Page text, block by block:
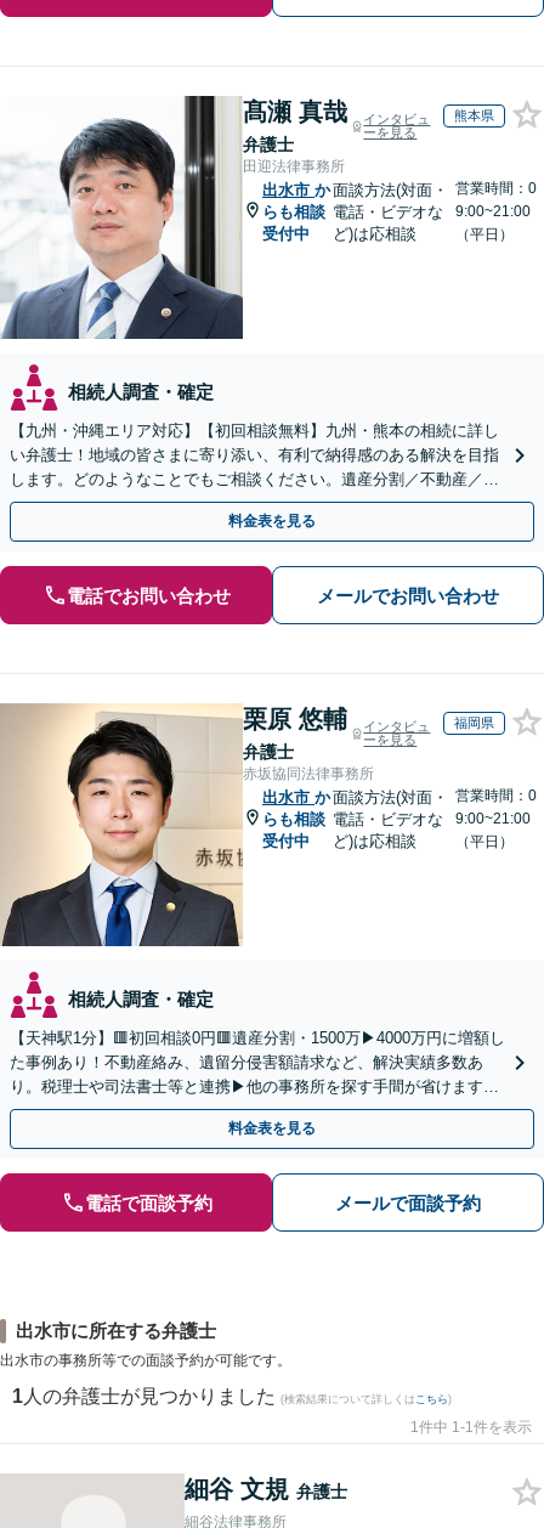
髙瀬 真哉
弁護士
インタビュ
ーを見る
熊本県
田迎法律事務所
出水市 か
らも相談
受付中
面談方法(対面・
電話・ビデオな
ど)は応相談
営業時間：0
9:00~21:00
（平日）
相続人調査・確定
【九州・沖縄エリア対応】【初回相談無料】九州・熊本の相続に詳し
い弁護士！地域の皆さまに寄り添い、有利で納得感のある解決を目指
します。どのようなことでもご相談ください。遺産分割／不動産／遺
言書／使い込み／寄与分／遺留分／相続放棄【完全個室】
料金表を見る
電話でお問い合わせ メールでお問い合わせ
栗原 悠輔
弁護士
インタビュ
ーを見る
福岡県
赤坂協同法律事務所
出水市 か
らも相談
受付中
面談方法(対面・
電話・ビデオな
ど)は応相談
営業時間：0
9:00~21:00
（平日）
相続人調査・確定
【天神駅1分】🟥初回相談0円🟥遺産分割・1500万▶4000万円に増額し
た事例あり！不動産絡み、遺留分侵害額請求など、解決実績多数あ
り。税理士や司法書士等と連携▶他の事務所を探す手間が省けます！
不動産会社と連携し無料査定&財産調査も◎
料金表を見る
電話で面談予約 メールで面談予約
出水市に所在する弁護士
出水市の事務所等での面談予約が可能です。
1 人の弁護士が見つかりました (検索結果について詳しくは こちら)
1件中 1-1件を表示
細谷 文規 弁護士
細谷法律事務所